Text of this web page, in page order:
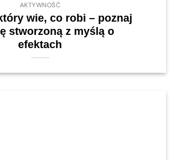
AKTYWNOŚĆ
wie, co robi – poznaj
stworzoną z myślą o
efektach